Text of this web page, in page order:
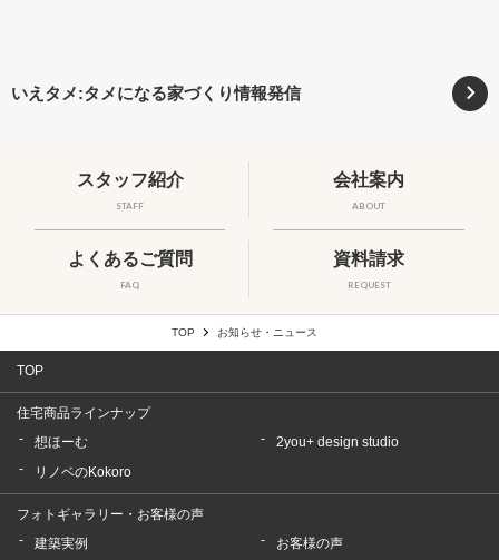
いえタメ:タメになる家づくり情報発信
スタッフ紹介
STAFF
会社案内
ABOUT
よくあるご質問
FAQ
資料請求
REQUEST
TOP お知らせ・ニュース
TOP
住宅商品ラインナップ
想ほーむ
2you+ design studio
リノベのKokoro
フォトギャラリー・お客様の声
建築実例
お客様の声